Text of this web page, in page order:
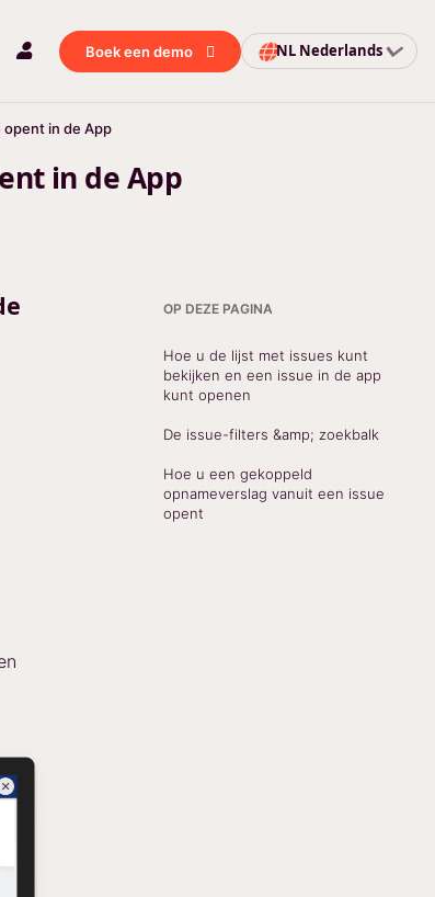
Boek een demo NL Nederlands
opent in de App
in de App
OP DEZE PAGINA
Hoe u de lijst met issues kunt
bekijken en een issue in de app
kunt openen
De issue-filters &amp; zoekbalk
Hoe u een gekoppeld
opnameverslag vanuit een issue
opent